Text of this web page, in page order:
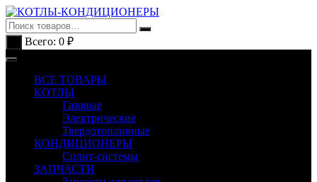
Перейти
к
содержимому
Всего: 0 ₽
ВСЕ ТОВАРЫ
КОТЛЫ
Газовые
Электрические
Твердотопливные
КОНДИЦИОНЕРЫ
Сплит-системы
ЗАПЧАСТИ